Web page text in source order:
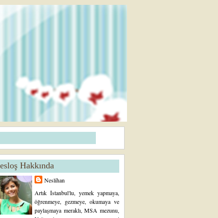
Hakkında
Neslihan
Artık İstanbul'lu, yemek yapmaya,
öğrenmeye, gezmeye, okumaya ve
paylaşmaya meraklı, MSA mezunu,